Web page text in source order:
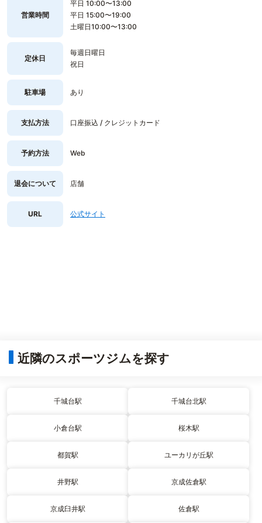
営業時間
平日 10:00〜13:00
平日 15:00〜19:00
土曜日10:00〜13:00
定休日
毎週日曜日
祝日
駐車場 あり
支払方法 口座振込 / クレジットカード
予約方法 Web
退会について 店舗
URL 公式サイト
近隣のスポーツジムを探す
千城台駅 千城台北駅
小倉台駅 桜木駅
都賀駅 ユーカリが丘駅
井野駅 京成佐倉駅
京成臼井駅 佐倉駅